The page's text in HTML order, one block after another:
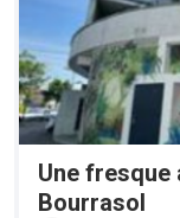
Une
Bourrasol